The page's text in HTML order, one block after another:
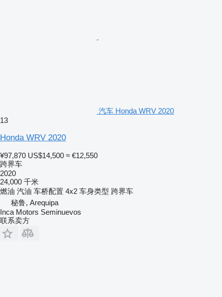
汽车 Honda WRV 2020
13
Honda WRV 2020
¥97,870 US$14,500 ≈ €12,550
跨界车
2020
24,000 千米
燃油 汽油 车桥配置 4x2 车身类型 跨界车
秘鲁, Arequipa
Inca Motors Seminuevos
联系卖方